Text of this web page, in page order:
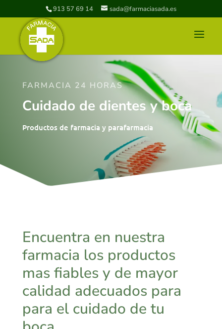
913 57 69 14 sada@farmaciasada.es
FARMACIA 24 HORAS
Cuidado de dientes y boca
Productos de farmacia y parafarmacia
Encuentra en nuestra
farmacia los productos
mas fiables y de mayor
calidad adecuados para
para el cuidado de tu